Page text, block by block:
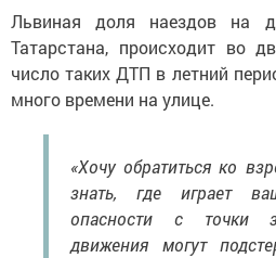
Львиная доля наездов на
Татарстана, происходит во
число таких ДТП в летний
много времени на улице.
«Хочу обратиться ко
знать, где играет
опасности с точки
движения могут